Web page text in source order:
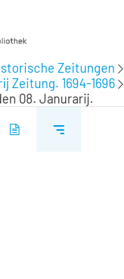
Zeitungen
Zeitung. 1694-1696
08. Janurarij.